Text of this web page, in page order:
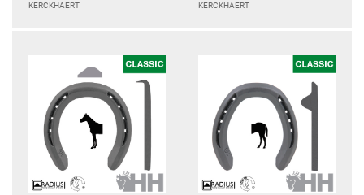
KERCKHAERT KERCKHAERT